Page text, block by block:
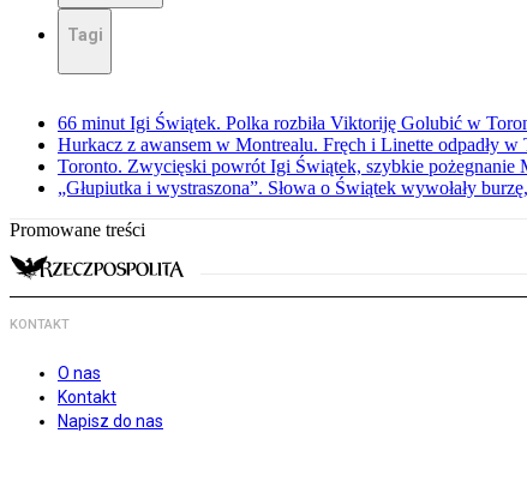
Tagi
66 minut Igi Świątek. Polka rozbiła Viktoriję Golubić w
Hurkacz z awansem w Montrealu. Fręch i Linette odpadły w
Toronto. Zwycięski powrót Igi Świątek, szybkie pożegnanie
„Głupiutka i wystraszona”. Słowa o Świątek wywołały
Promowane treści
KONTAKT
O nas
Kontakt
Napisz do nas